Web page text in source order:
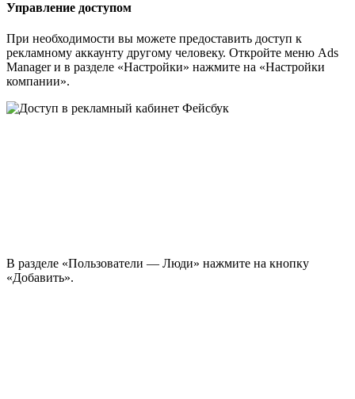
Управление доступом
При необходимости вы можете предоставить доступ к
рекламному аккаунту другому человеку. Откройте меню Ads
Manager и в разделе «Настройки» нажмите на «Настройки
компании».
В разделе «Пользователи — Люди» нажмите на кнопку
«Добавить».